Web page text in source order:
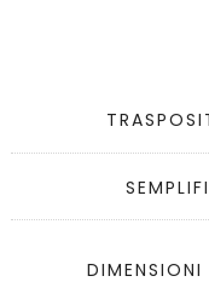
DIMENSIONI